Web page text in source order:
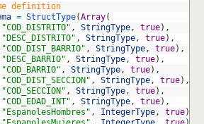
definition
= StructType(Array(
"COD_DISTRITO" , StringType, true) ,
"DESC_DISTRITO" , StringType, true) ,
"COD_DIST_BARRIO" , StringType, true) ,
"DESC_BARRIO" , StringType, true) ,
"COD_BARRIO" , StringType, true) ,
"COD_DIST_SECCION" , StringType, true) ,
"COD_SECCION" , StringType, true) ,
"COD_EDAD_INT" , StringType, true) ,
"EspanolesHombres" , IntegerType, true)